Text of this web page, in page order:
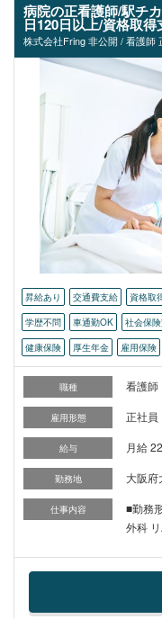
病院の正看護師/駅チ
日120日以上/資格取
株式会社Fring 非公開 / 看護師
昇給あり 交通費支給 資格取
学歴不問
車通勤OK 社会保
健康保険
厚生年金 雇用保険
職種 看護師
雇用形態 正社員
給与 月給
勤務地 大阪
仕事内容
■勤務
外科